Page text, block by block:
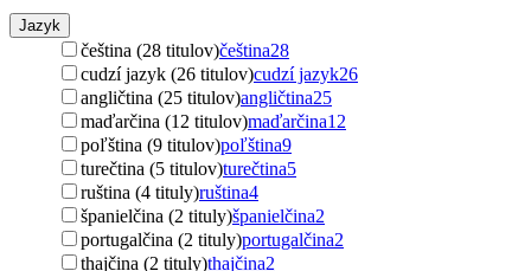
Jazyk
čeština (28 titulov)čeština28
cudzí jazyk (26 titulov)cudzí jazyk26
angličtina (25 titulov)angličtina25
maďarčina (12 titulov)maďarčina12
poľština (9 titulov)poľština9
turečtina (5 titulov)turečtina5
ruština (4 tituly)ruština4
španielčina (2 tituly)španielčina2
portugalčina (2 tituly)portugalčina2
thajčina (2 tituly)thajčina2